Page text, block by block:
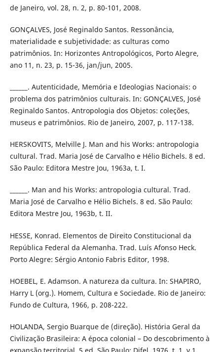
de Janeiro, vol. 28, n. 2, p. 80-101, 2008.
GONÇALVES, José Reginaldo Santos. Ressonância,
materialidade e subjetividade: as culturas como
patrimônios. In: Horizontes Antropológicos, Porto Alegre,
ano 11, n. 23, p. 15-36, jan/jun, 2005.
______. Autenticidade, Memória e Ideologias Nacionais: o
problema dos patrimônios culturais. In: GONÇALVES, José
Reginaldo Santos. Antropologia dos Objetos: coleções,
museus e patrimônios. Rio de Janeiro, 2007, p. 117-138.
HERSKOVITS, Melville J. Man and his Works: antropologia
cultural. Trad. Maria José de Carvalho e Hélio Bichels. 8 ed.
São Paulo: Editora Mestre Jou, 1963a, t. I.
______. Man and his Works: antropologia cultural. Trad.
Maria José de Carvalho e Hélio Bichels. 8 ed. São Paulo:
Editora Mestre Jou, 1963b, t. II.
HESSE, Konrad. Elementos de Direito Constitucional da
República Federal da Alemanha. Trad. Luís Afonso Heck.
Porto Alegre: Sérgio Antonio Fabris Editor, 1998.
HOEBEL, E. Adamson. A natureza da cultura. In: SHAPIRO,
Harry L (org.). Homem, Cultura e Sociedade. Rio de Janeiro:
Fundo de Cultura, 1966, p. 208-222.
HOLANDA, Sergio Buarque de (direção). História Geral da
Civilização Brasileira: A época colonial – Do descobrimento à
expansão territorial. 5 ed. São Paulo: Difel, 1976, t. 1, v.1.